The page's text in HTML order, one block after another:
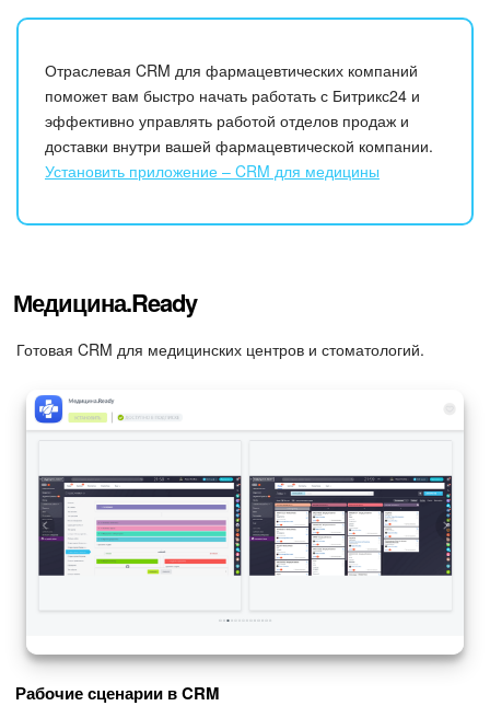
Отраслевая CRM для фармацевтических компаний
поможет вам быстро начать работать с Битрикс24 и
эффективно управлять работой отделов продаж и
доставки внутри вашей фармацевтической компании.
Установить приложение – CRM для медицины
Медицина.Ready
Готовая CRM для медицинских центров и стоматологий.
Рабочие сценарии в CRM